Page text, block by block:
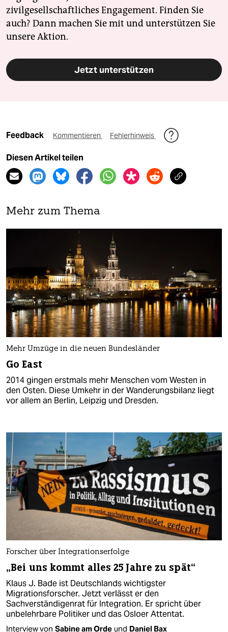
zivilgesellschaftliches Engagement. Finden Sie
auch? Dann machen Sie mit und unterstützen Sie
unsere Aktion.
Jetzt unterstützen
Feedback Kommentieren Fehlerhinweis
Diesen Artikel teilen
Mehr zum Thema
Mehr Umzüge in die neuen Bundesländer
Go East
2014 gingen erstmals mehr Menschen vom Westen in
den Osten. Diese Umkehr in der Wanderungsbilanz liegt
vor allem an Berlin, Leipzig und Dresden.
Forscher über Integrationserfolge
„Bei uns kommt alles 25 Jahre zu spät“
Klaus J. Bade ist Deutschlands wichtigster
Migrationsforscher. Jetzt verlässt er den
Sachverständigenrat für Integration. Er spricht über
unbelehrbare Politiker und das Osloer Attentat.
Interview von Sabine am Orde und Daniel Bax